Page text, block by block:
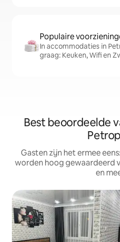
Populaire
In accommodaties in
graag: Keuken, Wifi en
Best beoordeelde
Gasten zijn het ermee
worden hoog gewaardeerd
en